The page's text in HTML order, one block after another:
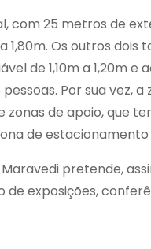
com 25 metros de
1,80m. Os outros
de 1,10m a 1,20m
Por sua vez,
zonas de apoio, que
de
Maravedi pretende,
de exposições,